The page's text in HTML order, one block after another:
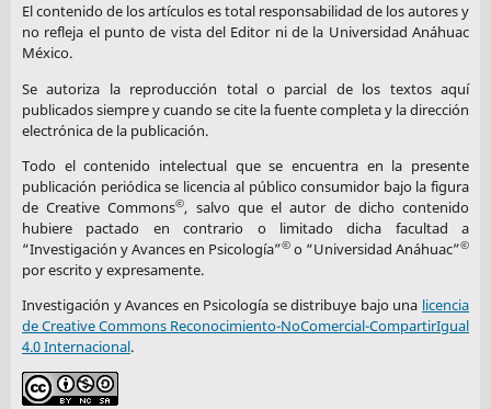
El contenido de los artículos es total responsabilidad de los autores y
no refleja el punto de vista del Editor ni de la Universidad Anáhuac
México.
Se autoriza la reproducción total o parcial de los textos aquí
publicados siempre y cuando se cite la fuente completa y la dirección
electrónica de la publicación.
Todo el contenido intelectual que se encuentra en la presente
publicación periódica se licencia al público consumidor bajo la figura
de Creative Commons©, salvo que el autor de dicho contenido
hubiere pactado en contrario o limitado dicha facultad a
“Investigación y Avances en Psicología”© o “Universidad Anáhuac”©
por escrito y expresamente.
Investigación y Avances en Psicología se distribuye bajo una licencia
de Creative Commons Reconocimiento-NoComercial-CompartirIgual
4.0 Internacional.